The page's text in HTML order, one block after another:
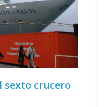
sexto crucero